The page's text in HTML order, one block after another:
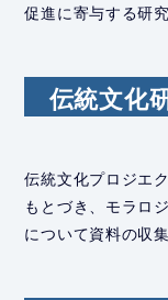
促進に寄与する研
伝統文化
伝統文化プロジエ
もとづき、モラロ
について資料の収